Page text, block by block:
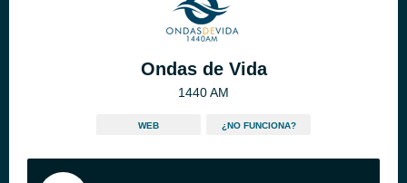
Ondas de Vida
1440 AM
WEB ¿NO FUNCIONA?